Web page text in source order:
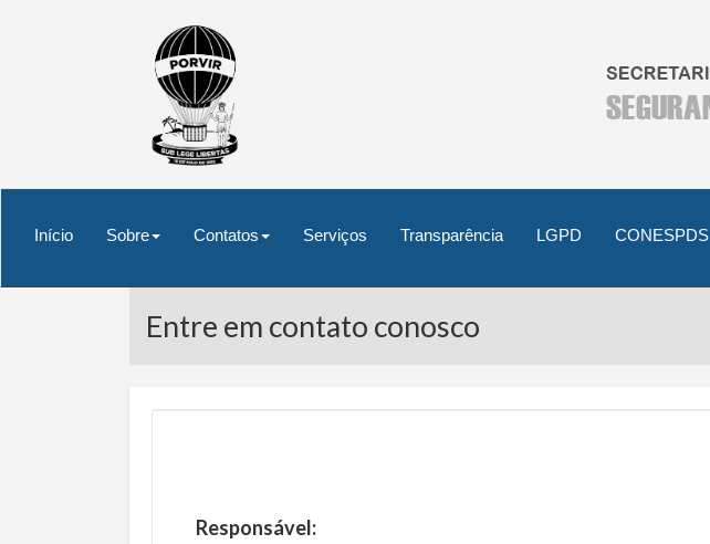
Início Sobre Contatos Serviços Transparência LGPD CONESPDS
Entre em contato conosco
Responsável: